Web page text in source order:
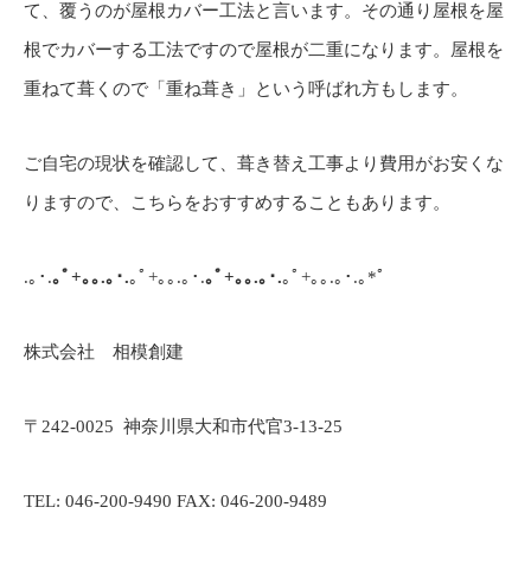
て、覆うのが屋根カバー工法と言います。その通り屋根を屋
根でカバーする工法ですので屋根が二重になります。屋根を
重ねて葺くので「重ね葺き」という呼ばれ方もします。
ご自宅の現状を確認して、葺き替え工事より費用がお安くな
りますので、こちらをおすすめすることもあります。
.｡･.｡ﾟ+｡｡.｡･.｡ﾟ+｡｡.｡･.｡ﾟ+｡｡.｡･.｡ﾟ+｡｡.｡･.｡*ﾟ
株式会社 相模創建
〒242-0025 神奈川県大和市代官3-13-25
TEL: 046-200-9490 FAX: 046-200-9489